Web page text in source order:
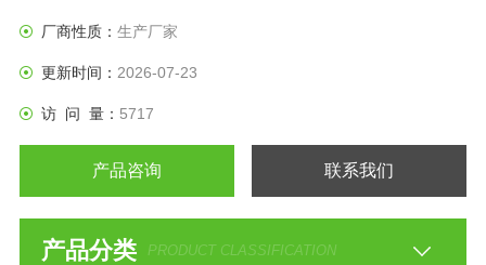
厂商性质： 生产厂家
更新时间： 2026-07-23
访 问 量： 5717
产品咨询 联系我们
产品分类 PRODUCT CLASSIFICATION